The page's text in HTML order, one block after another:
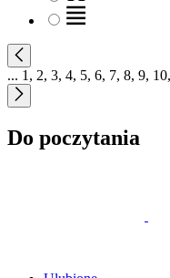
... 1 , 2, 3, 4, 5, 6, 7, 8, 9, 10,
Do poczytania